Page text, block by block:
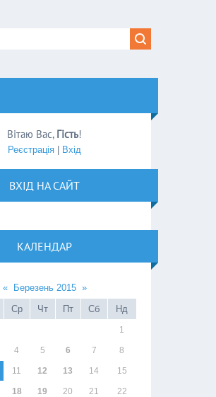
Вітаю Вас, Гість!
Реєстрація Вхід
ВХІД НА САЙТ
КАЛЕНДАР
« Березень 2015 »
Ср Чт Пт Сб Нд
1
4 5 6 7 8
11 12 13 14 15
18 19 20 21 22